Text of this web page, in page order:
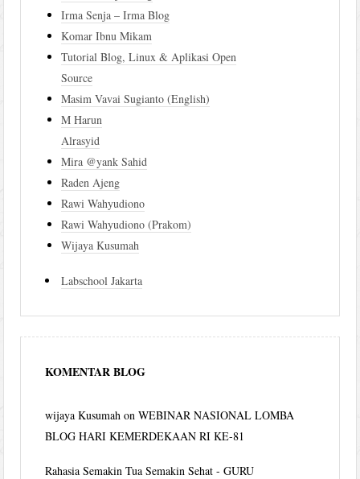
Irma Senja – Irma Blog
Komar Ibnu Mikam
Tutorial Blog, Linux & Aplikasi Open
Source
Masim Vavai Sugianto (English)
M Harun
Alrasyid
Mira @yank Sahid
Raden Ajeng
Rawi Wahyudiono
Rawi Wahyudiono (Prakom)
Wijaya Kusumah
Labschool Jakarta
KOMENTAR BLOG
wijaya Kusumah onWEBINAR NASIONAL LOMBA
BLOG HARI KEMERDEKAAN RI KE-81
Rahasia Semakin Tua Semakin Sehat - GURU